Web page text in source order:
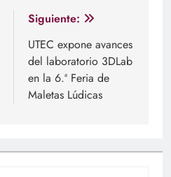
Siguiente:
UTEC expone avances
del laboratorio 3DLab
en la 6.ª Feria de
Maletas Lúdicas